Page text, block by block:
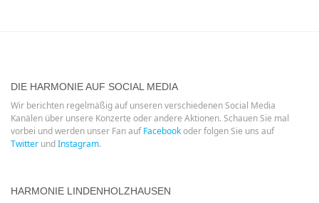
DIE HARMONIE AUF SOCIAL MEDIA
Wir berichten regelmäßig auf unseren verschiedenen Social Media
Kanälen über unsere Konzerte oder andere Aktionen. Schauen Sie mal
vorbei und werden unser Fan aufFacebookoder folgen Sie uns auf
Twitter undInstagram.
HARMONIE LINDENHOLZHAUSEN